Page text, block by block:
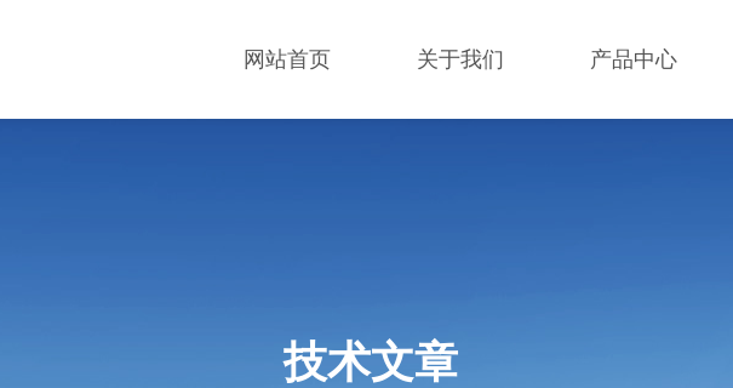
网站首页 关于我们 产品中心
技术文章